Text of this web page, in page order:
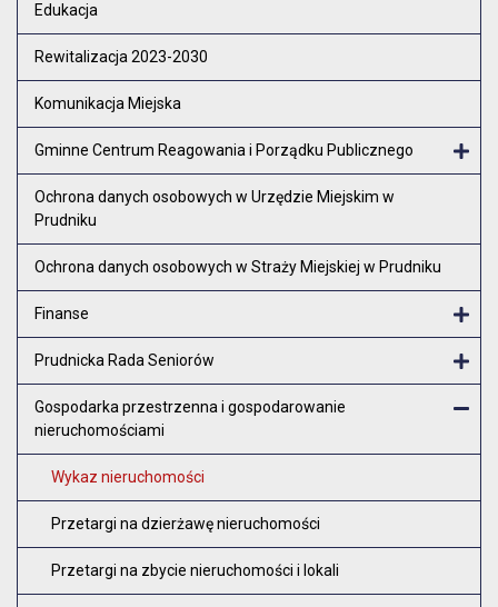
Edukacja
Rewitalizacja 2023-2030
Komunikacja Miejska
Gminne Centrum Reagowania i Porządku Publicznego
Ochrona danych osobowych w Urzędzie Miejskim w
Prudniku
Ochrona danych osobowych w Straży Miejskiej w Prudniku
Finanse
Prudnicka Rada Seniorów
Gospodarka przestrzenna i gospodarowanie
nieruchomościami
Wykaz nieruchomości
Przetargi na dzierżawę nieruchomości
Przetargi na zbycie nieruchomości i lokali